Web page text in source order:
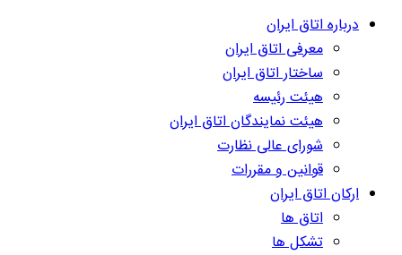
درباره اتاق ایران
معرفی اتاق ایران
ساختار اتاق ایران
هیئت رئیسه
هیئت نمایندگان اتاق ایران
شورای عالی نظارت
قوانین و مقررات
ارکان اتاق ایران
اتاق ها
تشکل ها